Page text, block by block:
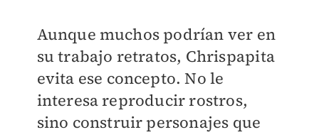
Aunque muchos podrían ver en
su trabajo retratos, Chrispapita
evita ese concepto. No le
interesa reproducir rostros,
sino construir personajes que